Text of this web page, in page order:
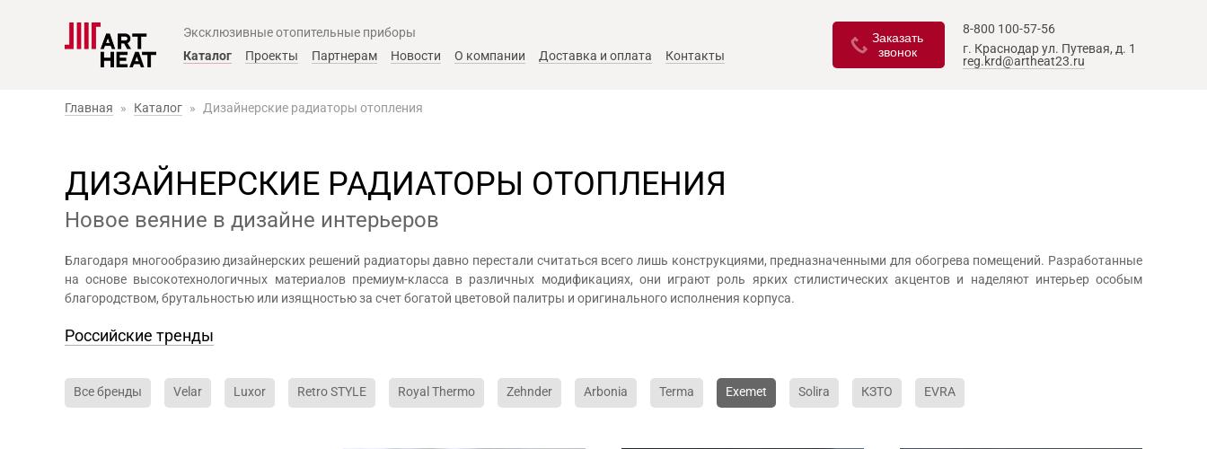
Эксклюзивные отопительные приборы
Главное меню
Каталог Проекты Партнерам Новости О компании Доставка и оплата Контакты
Заказать
звонок
8-800 100-57-56
г. Краснодарул. Путевая, д. 1
reg.krd@artheat23.ru
Главная » Каталог » Дизайнерские радиаторы отопления
ДИЗАЙНЕРСКИЕ РАДИАТОРЫ ОТОПЛЕНИЯ
Новое веяние в дизайне интерьеров
Благодаря многообразию дизайнерских решений радиаторы давно перестали считаться всего лишь конструкциями, предназначенными для обогрева помещений. Разработанные
на основе высокотехнологичных материалов премиум-класса в различных модификациях, они играют роль ярких стилистических акцентов и наделяют интерьер особым
благородством, брутальностью или изящностью за счет богатой цветовой палитры и оригинального исполнения корпуса.
Российские тренды
Все бренды Velar Luxor Retro STYLE Royal Thermo Zehnder Arbonia Terma Exemet Solira КЗТО EVRA